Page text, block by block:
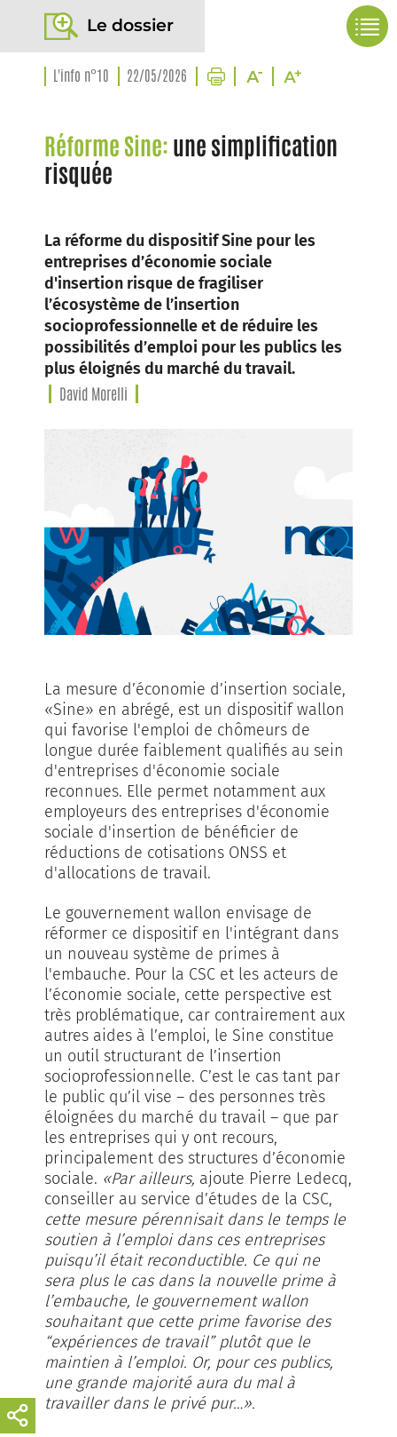
Le dossier
L'info n°10 22/05/2026
Réforme Sine: une simplification
risquée
La réforme du dispositif Sine pour les
entreprises d’économie sociale
d'insertion risque de fragiliser
l’écosystème de l’insertion
socioprofessionnelle et de réduire les
possibilités d’emploi pour les publics les
plus éloignés du marché du travail.
David Morelli
La mesure d’économie d’insertion sociale,
«Sine» en abrégé, est un dispositif wallon
qui favorise l'emploi de chômeurs de
longue durée faiblement qualifiés au sein
d'entreprises d'économie sociale
reconnues. Elle permet notamment aux
employeurs des entreprises d'économie
sociale d'insertion de bénéficier de
réductions de cotisations ONSS et
d'allocations de travail.
Le gouvernement wallon envisage de
réformer ce dispositif en l'intégrant dans
un nouveau système de primes à
l'embauche. Pour la CSC et les acteurs de
l’économie sociale, cette perspective est
très problématique, car contrairement aux
autres aides à l’emploi, le Sine constitue
un outil structurant de l’insertion
socioprofessionnelle. C’est le cas tant par
le public qu’il vise – des personnes très
éloignées du marché du travail – que par
les entreprises qui y ont recours,
principalement des structures d’économie
sociale. «Par ailleurs, ajoute Pierre Ledecq,
conseiller au service d’études de la CSC,
cette mesure pérennisait dans le temps le
soutien à l’emploi dans ces entreprises
puisqu’il était reconductible. Ce qui ne
sera plus le cas dans la nouvelle prime à
l’embauche, le gouvernement wallon
souhaitant que cette prime favorise des
“expériences de travail” plutôt que le
maintien à l’emploi. Or, pour ces publics,
une grande majorité aura du mal à
travailler dans le privé pur…».